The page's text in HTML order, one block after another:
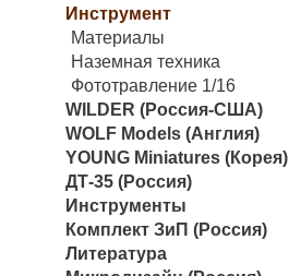
Инструмент
Материалы
Наземная техника
Фототравление 1/16
WILDER (Россия-США)
WOLF Models (Англия)
YOUNG Miniatures (Корея)
ДТ-35 (Россия)
Инструменты
Комплект ЗиП (Россия)
Литература